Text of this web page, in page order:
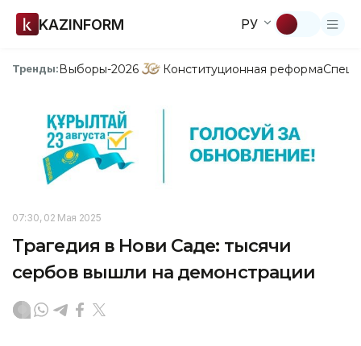
KAZINFORM РУ
Тренды:Выборы-2026 Конституционная реформа
07:30, 02 Мая 2025
Трагедия в Нови Саде: тысячи
сербов вышли на демонстрации